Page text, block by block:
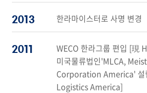
2013 한라마이스터로 사명 변경
2011
WECO 한라그룹 편입 [現
미국물류법인'MLCA,
Corporation America' 설
Logistics America]